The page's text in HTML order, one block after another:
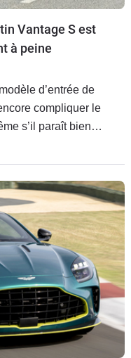
Vantage S est
à peine
d’entrée de
compliquer le
s’il paraît bien
a objectivement au